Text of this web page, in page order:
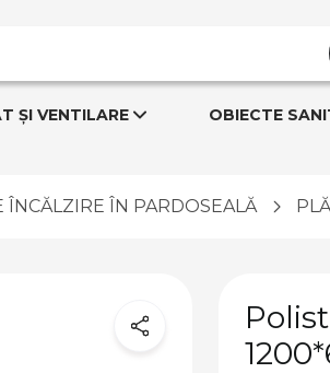
ȘI VENTILARE OBIECTE
ÎNCĂLZIRE ÎN PARDOSEALĂ